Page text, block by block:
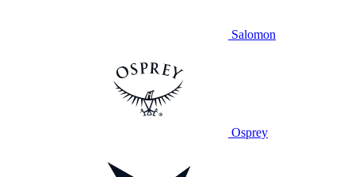
Salomon
Osprey